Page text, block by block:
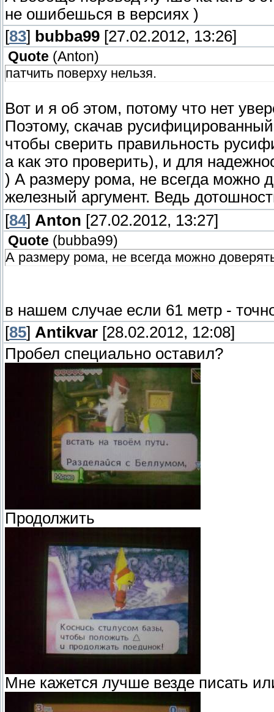
не ошибешься в версиях )
[83] bubba99 [27.02.2012, 13:26]
Quote (Anton)
патчить поверху нельзя.
Вот и я об этом, потому что нет
Поэтому, скачав
чтобы сверить правильность
а как это проверить), и для
) А размеру рома, не всегда можно
железный аргумент. Ведь
[84] Anton [27.02.2012, 13:27]
Quote (bubba99)
А размеру рома, не всегда можно
в нашем случае если 61 метр -
[85] Antikvar [28.02.2012, 12:08]
Пробел специально оставил?
Продолжить
Мне кажется лучше везде писать